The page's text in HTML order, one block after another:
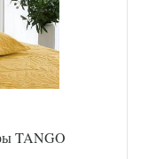
TANGO